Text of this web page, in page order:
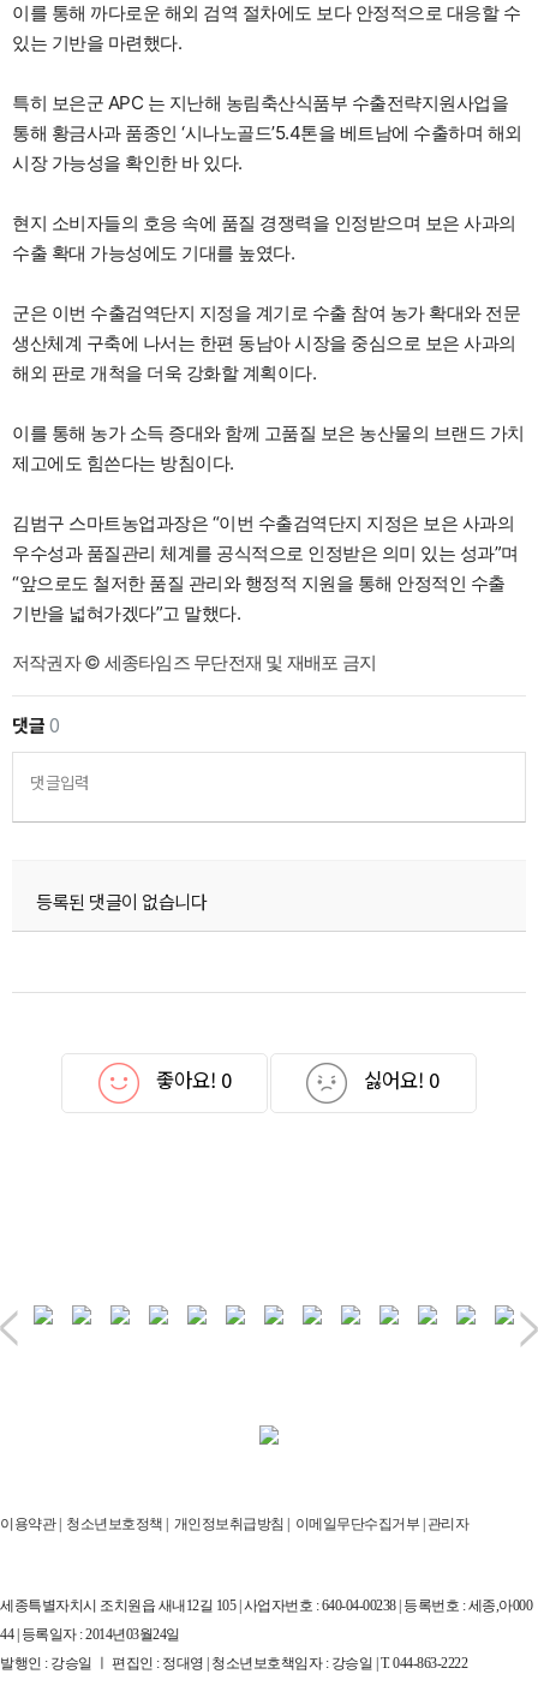
이를 통해 까다로운 해외 검역 절차에도 보다 안정적으로 대응할 수
있는 기반을 마련했다.
특히 보은군 APC 는 지난해 농림축산식품부 수출전략지원사업을
통해 황금사과 품종인 ‘시나노골드’5.4톤을 베트남에 수출하며 해외
시장 가능성을 확인한 바 있다.
현지 소비자들의 호응 속에 품질 경쟁력을 인정받으며 보은 사과의
수출 확대 가능성에도 기대를 높였다.
군은 이번 수출검역단지 지정을 계기로 수출 참여 농가 확대와 전문
생산체계 구축에 나서는 한편 동남아 시장을 중심으로 보은 사과의
해외 판로 개척을 더욱 강화할 계획이다.
이를 통해 농가 소득 증대와 함께 고품질 보은 농산물의 브랜드 가치
제고에도 힘쓴다는 방침이다.
김범구 스마트농업과장은 “이번 수출검역단지 지정은 보은 사과의
우수성과 품질관리 체계를 공식적으로 인정받은 의미 있는 성과”며
“앞으로도 철저한 품질 관리와 행정적 지원을 통해 안정적인 수출
기반을 넓혀가겠다”고 말했다.
저작권자 © 세종타임즈 무단전재 및 재배포 금지
댓글0
댓글입력
등록된 댓글이 없습니다
좋아요! 0 싫어요! 0
이용약관| 청소년보호정책 | 개인정보취급방침 | 이메일무단수집거부 | 관리자
세종특별자치시 조치원읍 새내12길 105 | 사업자번호 : 640-04-00238 | 등록번호 : 세종,아000
44 | 등록일자 : 2014년03월24일
발행인 : 강승일 ㅣ 편집인 : 정대영 | 청소년보호책임자 : 강승일 | T. 044-863-2222